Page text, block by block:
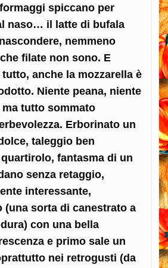
spiccano per
naso… il latte di bufala
nemmeno
filate non sono. E
anche la mozzarella è
Niente peana, niente
tutto sommato
Erborinato un
taleggio ben
fantasma di un
senza retaggio,
interessante,
(una sorta di canestrato a
con una bella
e primo sale un
nei retrogusti (da